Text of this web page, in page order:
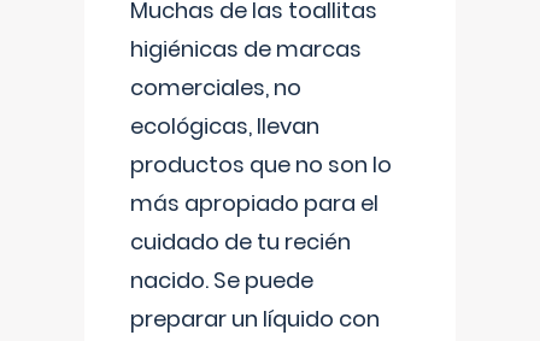
Muchas de las toallitas
higiénicas de marcas
comerciales, no
ecológicas, llevan
productos que no son lo
más apropiado para el
cuidado de tu recién
nacido. Se puede
preparar un líquido con